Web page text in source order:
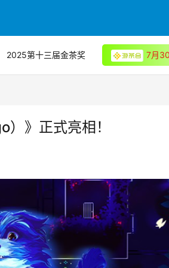
2025第十三届金茶奖 7月
》正式亮相！